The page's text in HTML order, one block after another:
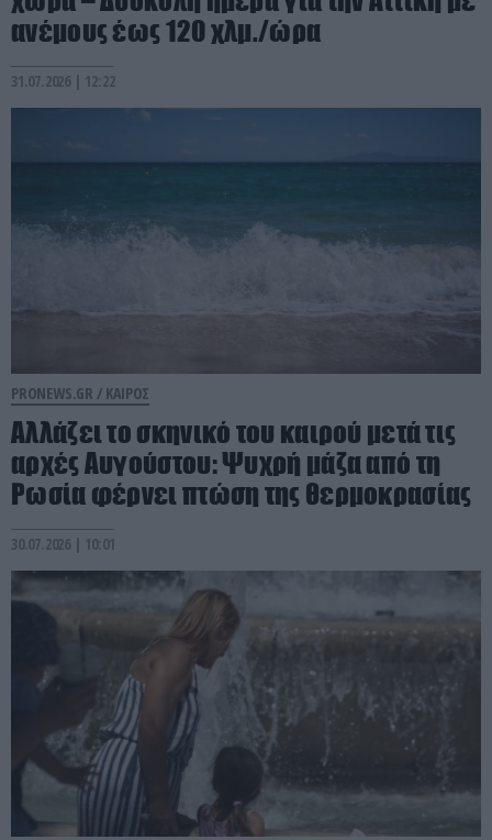
ανέμους έως 120 χλμ./ώρα
31.07.2026 | 12:22
PRONEWS.GR / ΚΑΙΡΟΣ
Αλλάζει το σκηνικό του καιρού μετά τις
αρχές Αυγούστου: Ψυχρή μάζα από τη
Ρωσία φέρνει πτώση της θερμοκρασίας
30.07.2026 | 10:01